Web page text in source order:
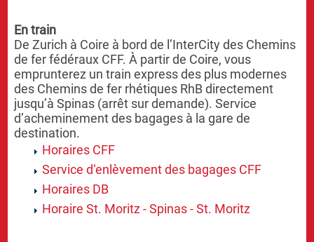
En train
De Zurich à Coire à bord de l’InterCity des Chemins
de fer fédéraux CFF. À partir de Coire, vous
emprunterez un train express des plus modernes
des Chemins de fer rhétiques RhB directement
jusqu’à Spinas (arrêt sur demande). Service
d’acheminement des bagages à la gare de
destination.
Horaires CFF
Service d‘enlèvement des bagages CFF
Horaires DB
Horaire St. Moritz - Spinas - St. Moritz